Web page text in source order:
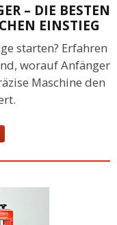
– DIE BESTEN
EINSTIEG
starten? Erfahren
worauf Anfänger
Maschine den